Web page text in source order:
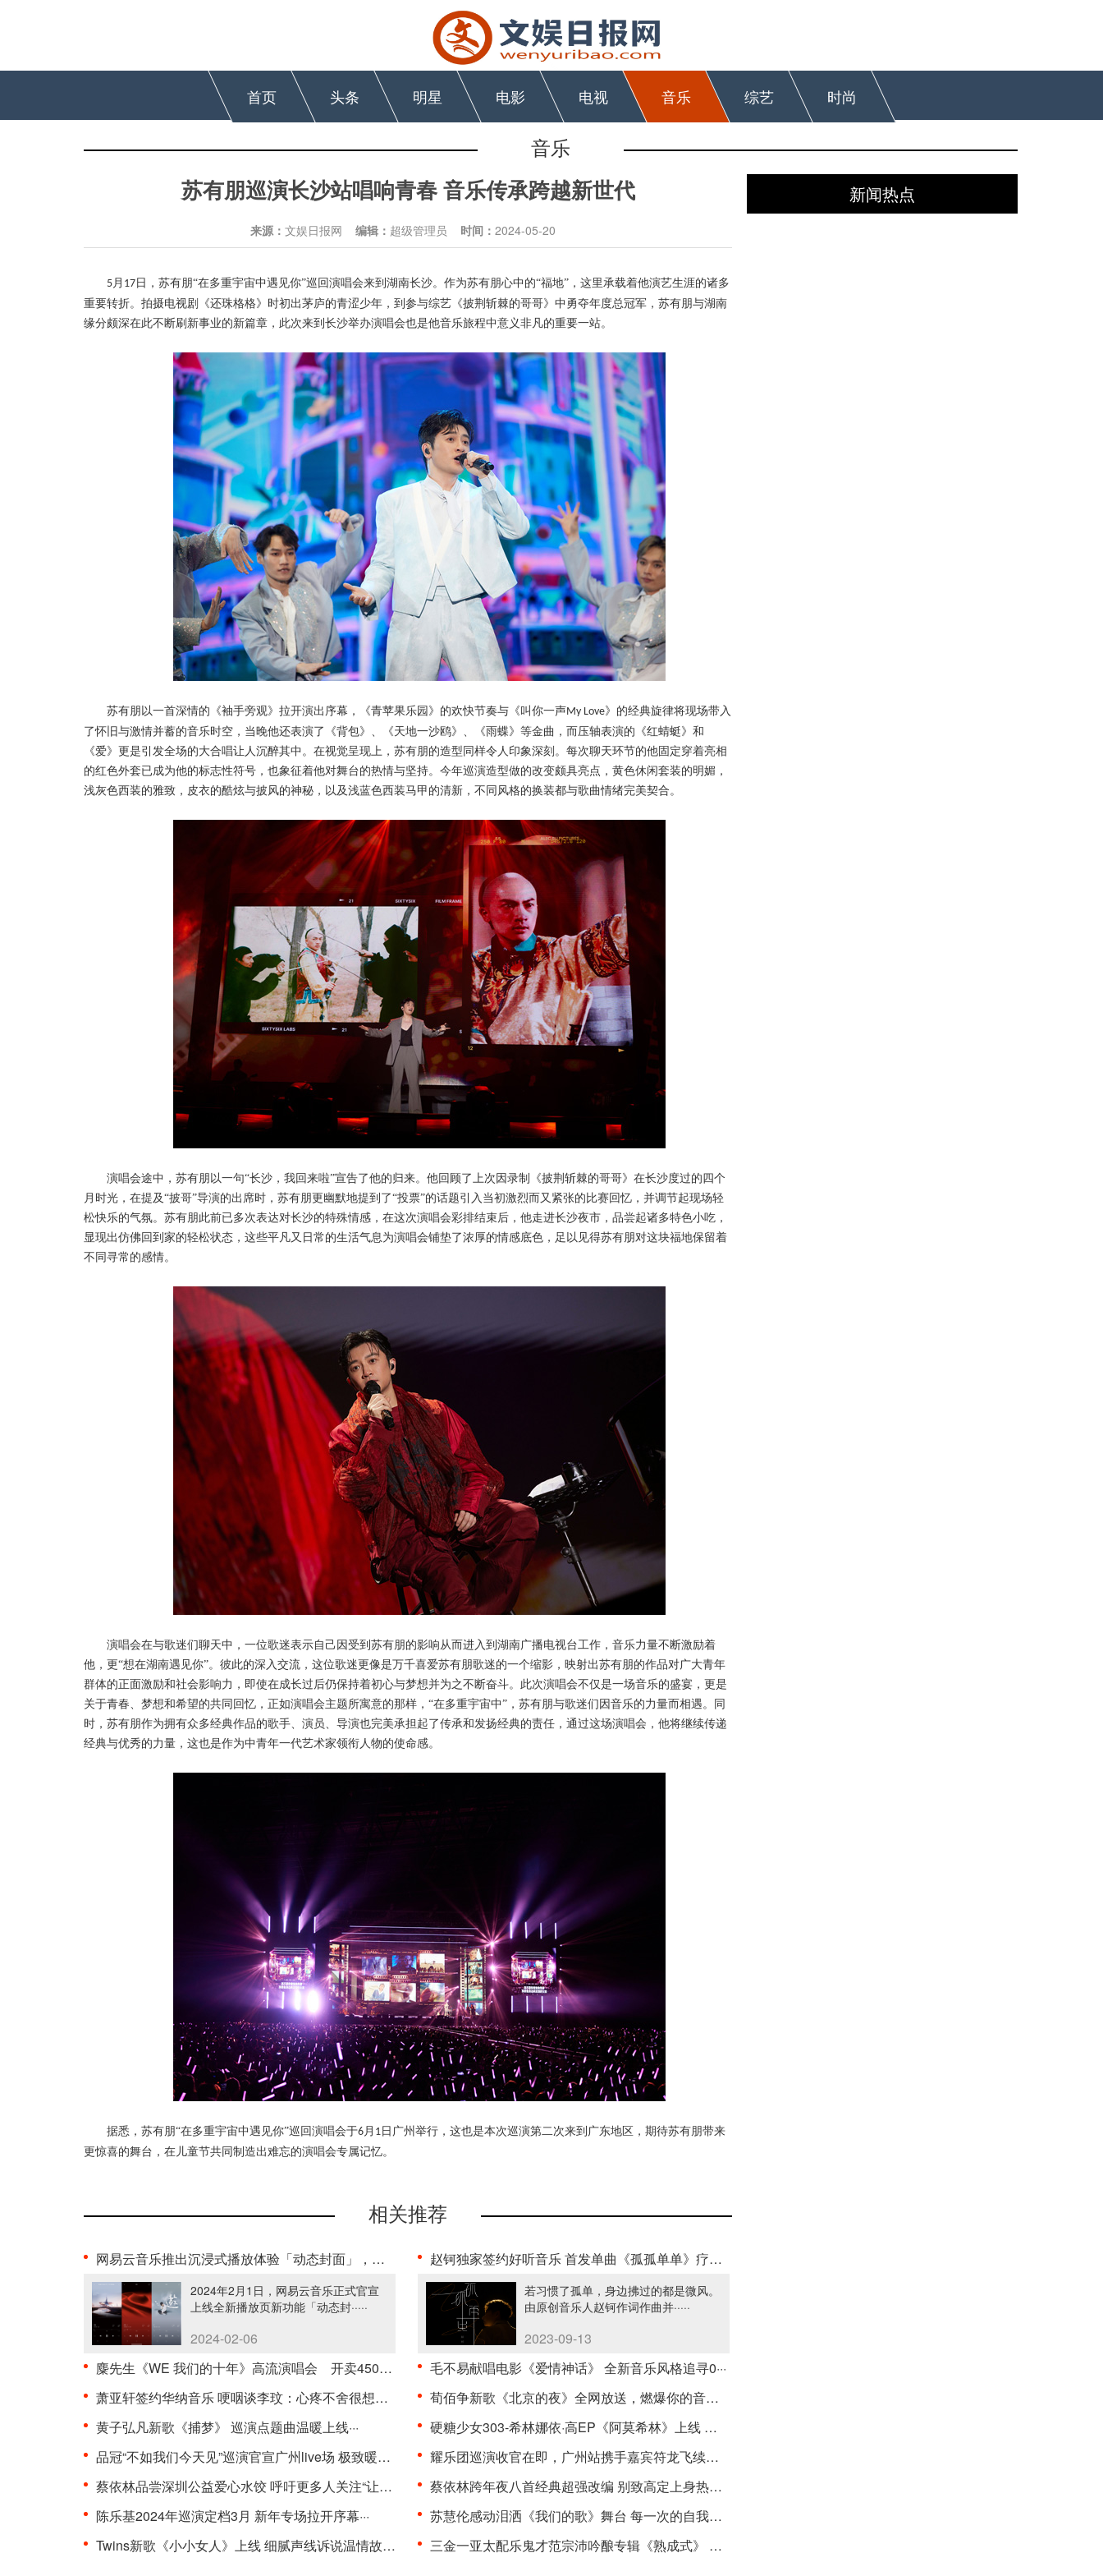
首页 头条 明星 电影 电视 音乐 综艺 时尚
音乐
苏有朋巡演长沙站唱响青春 音乐传承跨越新世代
来源： 文娱日报网 编辑： 超级管理员 时间： 2024-05-20
5月 17 日，苏有朋“在多重宇宙中遇见你”巡回演唱会来到湖南长沙。作为苏有朋心中的“福地”，这里承载着他演艺生涯的诸多
重要转折。拍摄电视剧《还珠格格》时初出茅庐的青涩少年，到参与综艺《披荆斩棘的哥哥》中勇夺年度总冠军，苏有朋与湖南
缘分颇深在此不断刷新事业的新篇章，此次来到长沙举办演唱会也是他音乐旅程中意义非凡的重要一站。
苏有朋以一首深情的《袖手旁观》拉开演出序幕，《青苹果乐园》的欢快节奏与《叫你一声My Love》的经典旋律将现场带入
了怀旧与激情并蓄的音乐时空，当晚他还表演了《背包》、《天地一沙鸥》、《雨蝶》等金曲，而压轴表演的《红蜻蜓》和
《爱》更是引发全场的大合唱让人沉醉其中。在视觉呈现上，苏有朋的造型同样令人印象深刻。每次聊天环节的他固定穿着亮相
的红色外套已成为他的标志性符号，也象征着他对舞台的热情与坚持。今年巡演造型做的改变颇具亮点，黄色休闲套装的明媚，
浅灰色西装的雅致，皮衣的酷炫与披风的神秘，以及浅蓝色西装马甲的清新，不同风格的换装都与歌曲情绪完美契合。
演唱会途中，苏有朋以一句“长沙，我回来啦”宣告了他的归来。他回顾了上次因录制《披荆斩棘的哥哥》在长沙度过的四个
月时光，在提及“披哥”导演的出席时，苏有朋更幽默地提到了“投票”的话题引入当初激烈而又紧张的比赛回忆，并调节起现场轻
松快乐的气氛。苏有朋此前已多次表达对长沙的特殊情感，在这次演唱会彩排结束后，他走进长沙夜市，品尝起诸多特色小吃，
显现出仿佛回到家的轻松状态，这些平凡又日常的生活气息为演唱会铺垫了浓厚的情感底色，足以见得苏有朋对这块福地保留着
不同寻常的感情。
演唱会在与歌迷们聊天中，一位歌迷表示自己因受到苏有朋的影响从而进入到湖南广播电视台工作，音乐力量不断激励着
他，更“想在湖南遇见你”。彼此的深入交流，这位歌迷更像是万千喜爱苏有朋歌迷的一个缩影，映射出苏有朋的作品对广大青年
群体的正面激励和社会影响力，即使在成长过后仍保持着初心与梦想并为之不断奋斗。此次演唱会不仅是一场音乐的盛宴，更是
关于青春、梦想和希望的共同回忆，正如演唱会主题所寓意的那样，“在多重宇宙中”，苏有朋与歌迷们因音乐的力量而相遇。同
时，苏有朋作为拥有众多经典作品的歌手、演员、导演也完美承担起了传承和发扬经典的责任，通过这场演唱会，他将继续传递
经典与优秀的力量，这也是作为中青年一代艺术家领衔人物的使命感。
据悉，苏有朋“在多重宇宙中遇见你”巡回演唱会于6月 1 日广州举行，这也是本次巡演第二次来到广东地区，期待苏有朋带来
更惊喜的舞台，在儿童节共同制造出难忘的演唱会专属记忆。
相关推荐
网易云音乐推出沉浸式播放体验「动态封面」，为音乐人提供全新内容宣推渠道···
2024年2月1日，网易云音乐正式官宣
上线全新播放页新功能「动态封·····
2024-02-06
麋先生《WE 我们的十年》高流演唱会 开卖4500张瞬间秒杀0···
萧亚轩签约华纳音乐 哽咽谈李玟：心疼不舍很想她！···
黄子弘凡新歌《捕梦》 巡演点题曲温暖上线···
品冠“不如我们今天见”巡演官宣广州live场 极致暖声持续浪漫升温···
蔡依林品尝深圳公益爱心水饺 呼吁更多人关注“让爱不再罕见”···
陈乐基2024年巡演定档3月 新年专场拉开序幕···
Twins新歌《小小女人》上线 细腻声线诉说温情故0···
赵钶独家签约好听音乐 首发单曲《孤孤单单》疗愈忧伤底色···
若习惯了孤单，身边拂过的都是微风。
由原创音乐人赵钶作词作曲并·····
2023-09-13
毛不易献唱电影《爱情神话》 全新音乐风格追寻0···
荀佰争新歌《北京的夜》全网放送，燃爆你的音乐之魂···
硬糖少女303-希林娜依·高EP《阿莫希林》上线 化0···
耀乐团巡演收官在即，广州站携手嘉宾符龙飞续写电音旅程···
蔡依林跨年夜八首经典超强改编 别致高定上身热辣开舞···
苏慧伦感动泪洒《我们的歌》舞台 每一次的自我突破心情点滴涌上心头···
三金一亚太配乐鬼才范宗沛吟酿专辑《熟成式》 用醇厚的大提琴体悟疫情人生0···
新闻热点